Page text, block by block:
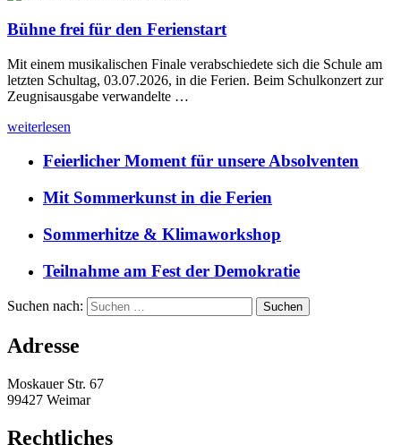
Bühne frei für den Ferienstart
Mit einem musikalischen Finale verabschiedete sich die Schule am
letzten Schultag, 03.07.2026, in die Ferien. Beim Schulkonzert zur
Zeugnisausgabe verwandelte …
weiterlesen
Feierlicher Moment für unsere Absolventen
Mit Sommerkunst in die Ferien
Sommerhitze & Klimaworkshop
Teilnahme am Fest der Demokratie
Suchen nach:
Adresse
Moskauer Str. 67
99427 Weimar
Rechtliches